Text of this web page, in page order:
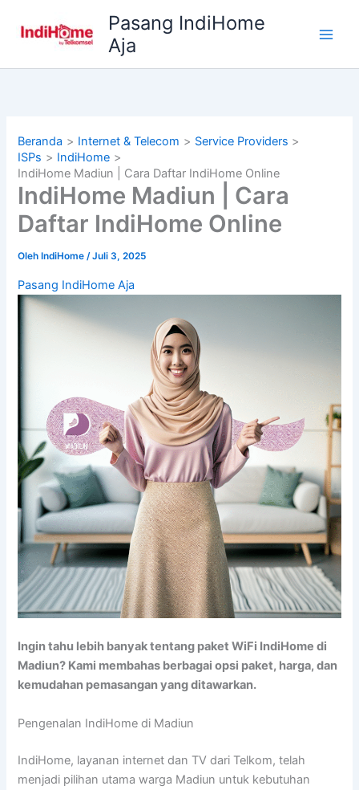
Pasang IndiHome
Aja
Beranda Internet & Telecom
Service Providers
ISPs
IndiHome
IndiHome Madiun | Cara Daftar IndiHome Online
IndiHome Madiun | Cara
Daftar IndiHome Online
Oleh IndiHome/Juli 3, 2025
Pasang IndiHome Aja
Ingin tahu lebih banyak tentang paket WiFi IndiHome di
Madiun? Kami membahas berbagai opsi paket, harga, dan
kemudahan pemasangan yang ditawarkan.
Pengenalan IndiHome di Madiun
IndiHome, layanan internet dan TV dari Telkom, telah
menjadi pilihan utama warga Madiun untuk kebutuhan